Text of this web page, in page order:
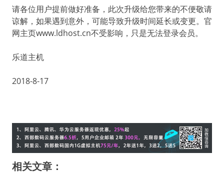
请各位用户提前做好准备，此次升级给您带来的不便敬请
谅解，如果遇到意外，可能导致升级时间延长或变更。官
网主页www.ldhost.cn不受影响，只是无法登录会员。
乐道主机
2018-8-17
相关文章：